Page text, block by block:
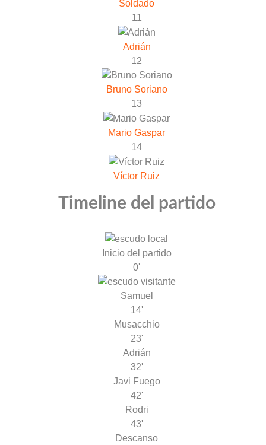
Soldado
11
Adrián
12
Bruno Soriano
13
Mario Gaspar
14
Víctor Ruiz
Timeline del partido
Inicio del partido
0'
Samuel
14'
Musacchio
23'
Adrián
32'
Javi Fuego
42'
Rodri
43'
Descanso